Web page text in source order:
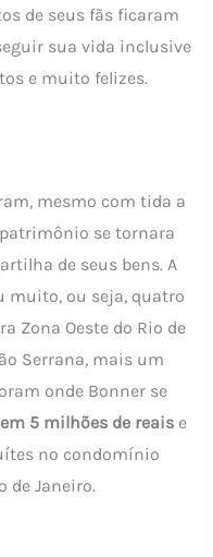
de seus fãs ficaram
sua vida inclusive
e muito felizes.
mesmo com tida a
se tornara
de seus bens. A
muito, ou seja, quatro
Zona Oeste do Rio de
Serrana, mais um
onde Bonner se
5 milhões de reaise
no condomínio
de Janeiro.